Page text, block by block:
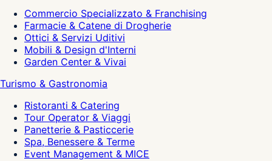
Commercio Specializzato & Franchising
Farmacie & Catene di Drogherie
Ottici & Servizi Uditivi
Mobili & Design d'Interni
Garden Center & Vivai
Turismo & Gastronomia
Ristoranti & Catering
Tour Operator & Viaggi
Panetterie & Pasticcerie
Spa, Benessere & Terme
Event Management & MICE